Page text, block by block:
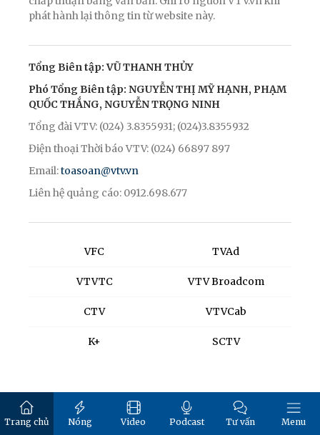
Trang chủ Nóng Video Podcast Tư vấn Menu
phát hành lại thông tin từ website này.
Tổng Biên tập: VŨ THANH THỦY
Phó Tổng Biên tập: NGUYỄN THỊ MỸ HẠNH, PHẠM
QUỐC THẮNG, NGUYỄN TRỌNG NINH
Tổng đài VTV: (024) 3.8355931; (024)3.8355932
Điện thoại Thời báo VTV: (024) 66897 897
Email:toasoan@vtv.vn
Liên hệ quảng cáo: 0912.698.677
VFC
VTVTC
CTV
K+
TVAd
VTV Broadcom
VTVCab
SCTV